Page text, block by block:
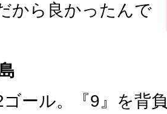
から良かったんで
ール。『9』を背